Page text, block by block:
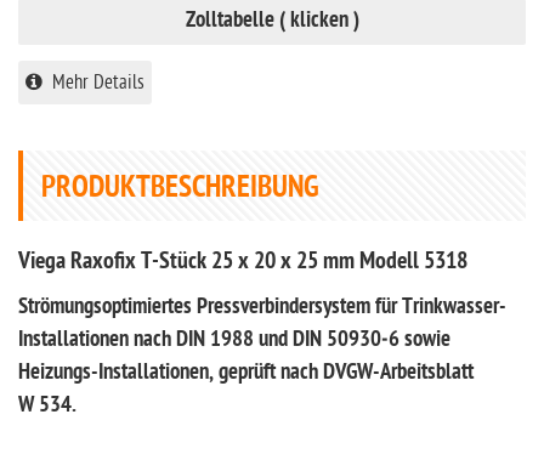
Zolltabelle ( klicken )
Mehr Details
PRODUKTBESCHREIBUNG
Viega Raxofix T-Stück 25 x 20 x 25 mm Modell 5318
Strömungsoptimiertes Pressverbindersystem für Trinkwasser-
Installationen nach DIN 1988 und DIN 50930‑6 sowie
Heizungs-Installationen, geprüft nach DVGW-Arbeitsblatt
W 534.